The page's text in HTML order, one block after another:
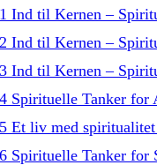
Ind til Kernen –
Ind til Kernen –
Ind til Kernen –
Spirituelle Tanker for
Et liv med
Spirituelle Tanker for